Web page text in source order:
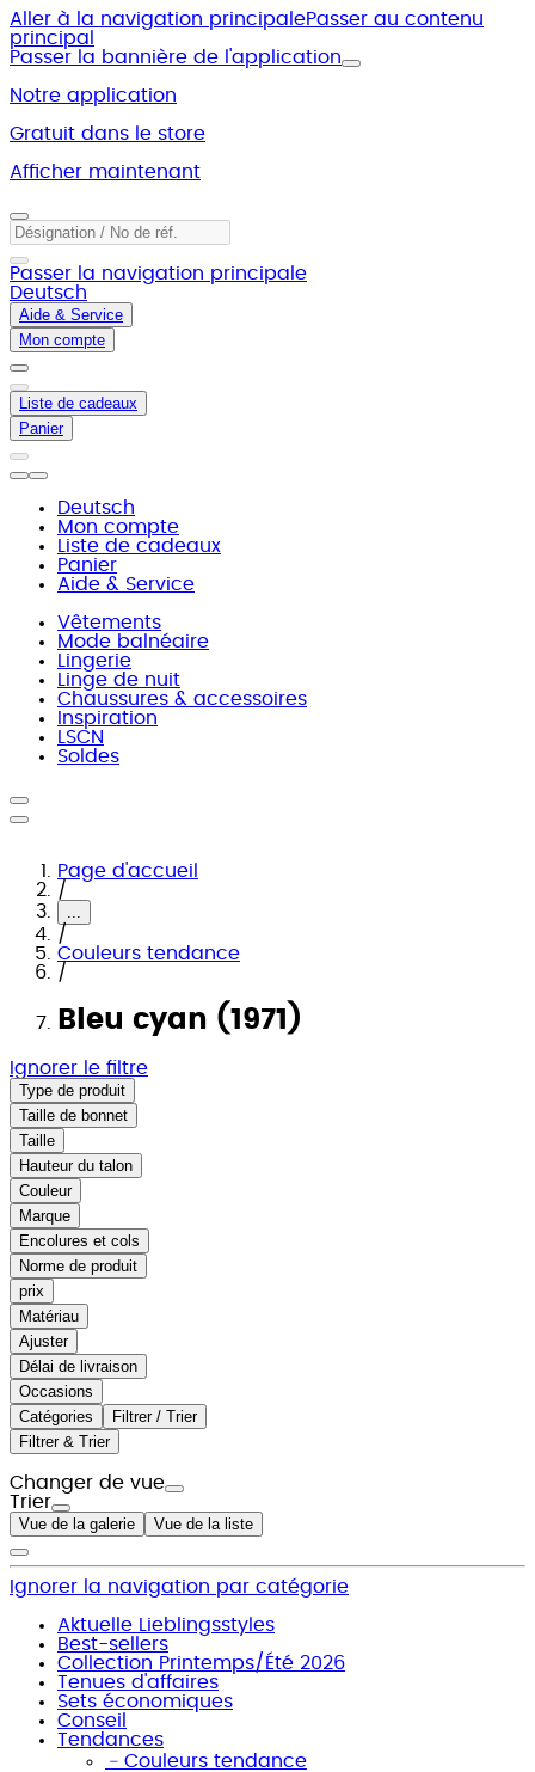
Aller à la navigation principalePasser au contenu
principal
Passer la bannière de l'application
Notre application
Gratuit dans le store
Afficher maintenant
Passer la navigation principale
Deutsch
Aide & Service
Mon compte
Liste de cadeaux
Panier
Deutsch
Mon compte
Liste de cadeaux
Panier
Aide & Service
Vêtements
Mode balnéaire
Lingerie
Linge de nuit
Chaussures & accessoires
Inspiration
LSCN
Soldes
Page d'accueil
/
...
/
Couleurs tendance
/
Bleu cyan (1971)
Ignorer le filtre
Type de produit
Taille de bonnet
Taille
Hauteur du talon
Couleur
Marque
Encolures et cols
Norme de produit
prix
Matériau
Ajuster
Délai de livraison
Occasions
Catégories
Filtrer / Trier
Filtrer & Trier
Changer de vue
Trier
Vue de la galerie Vue de la liste
Ignorer la navigation par catégorie
Aktuelle Lieblingsstyles
Best-sellers
Collection Printemps/Été 2026
Tenues d'affaires
Sets économiques
Conseil
Tendances
﹣ Couleurs tendance